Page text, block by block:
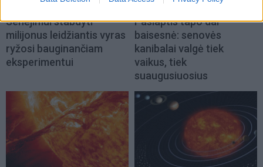
Mokslas
Senėjimui stabdyti
milijonus leidžiantis vyras
ryžosi bauginančiam
eksperimentui
Mokslas
Paslaptis tapo dar
baisesnė: senovės
kanibalai valgė tiek
vaikus, tiek
suaugusiuosius